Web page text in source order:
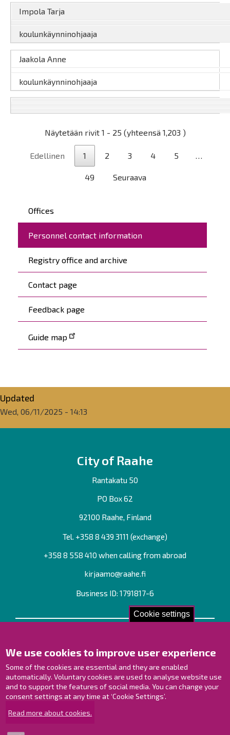
Cookie settings
We use cookies to improve user experience
Some of the cookies are essential and they are enabled
automatically. Voluntary cookies are used to analyse website use
and to support the features of social media. You can change your
consent settings at any time at ‘Cookie Settings’.
Read more about cookies.
Päävalikko
Offices
Personnel contact information
Registry office and archive
Contact page
Feedback page
Guide map
Impola Tarja
koulunkäynninohjaaja
Jaakola Anne
koulunkäynninohjaaja
Näytetään rivit 1 - 25 (yhteensä 1,203 )
Edellinen 1 2 3 4 5 …
49 Seuraava
Updated
Wed, 06/11/2025 - 14:13
City of Raahe
Rantakatu 50
PO Box 62
92100 Raahe, Finland
Tel. +358 8 439 3111 (exchange)
+358 8 558 410 when calling from abroad
kirjaamo@raahe.fi
Business ID: 1791817-6
Contact Page
Offices
Personnel contact information
Guide map
Raahe on Facebook